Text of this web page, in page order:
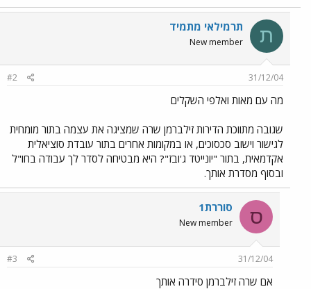
ת תרמילאי מתמיד
New member
31/12/04
#2
מה עם מאות ואלפי השקלים
שגובה מתווכת הדירות זילברמן שרה שמציגה את עצמה בתור מומחית
לגישור וישוב סכסוכים, או במקומות אחרים בתור עובדת סוציאלית
אקדמאית, בתור "יונייטד ג'ובז"? היא מבטיחה לסדר לך עבודה בחו"ל
ובסוף מסדרת אותך.
ס סוררת1
New member
31/12/04
#3
אם שרה זילברמן סידרה אותך